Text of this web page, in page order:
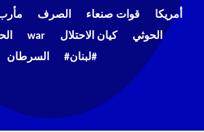
أمريكا
قوات صنعاء الصرف
الحوثي
كيان الاحتلال war
#لبنان#
السرطان